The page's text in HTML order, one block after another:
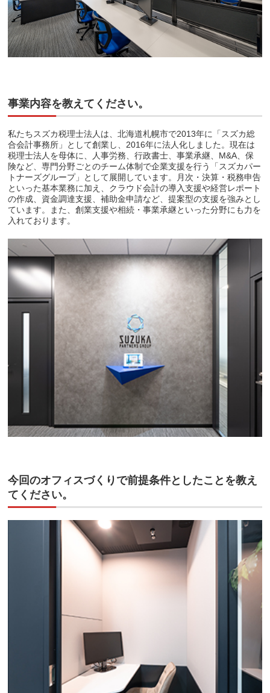
事業内容を教えてください。
私たちスズカ税理士法人は、北海道札幌市で2013年に「スズカ総
合会計事務所」として創業し、2016年に法人化しました。現在は
税理士法人を母体に、人事労務、行政書士、事業承継、M&A、保
険など、専門分野ごとのチーム体制で企業支援を行う「スズカパー
トナーズグループ」として展開しています。月次・決算・税務申告
といった基本業務に加え、クラウド会計の導入支援や経営レポート
の作成、資金調達支援、補助金申請など、提案型の支援を強みとし
ています。また、創業支援や相続・事業承継といった分野にも力を
入れております。
今回のオフィスづくりで前提条件としたことを教え
てください。